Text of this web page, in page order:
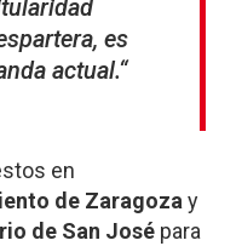
es
actual.“
en
de Zaragoza y
de San José para